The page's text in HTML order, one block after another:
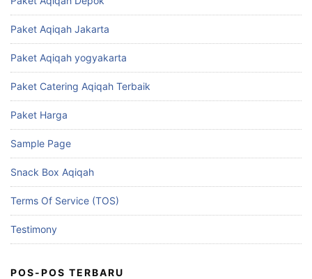
Paket Aqiqah Jakarta
Paket Aqiqah yogyakarta
Paket Catering Aqiqah Terbaik
Paket Harga
Sample Page
Snack Box Aqiqah
Terms Of Service (TOS)
Testimony
POS-POS TERBARU